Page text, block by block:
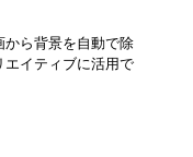
から背景を自動で除
エイティブに活用で